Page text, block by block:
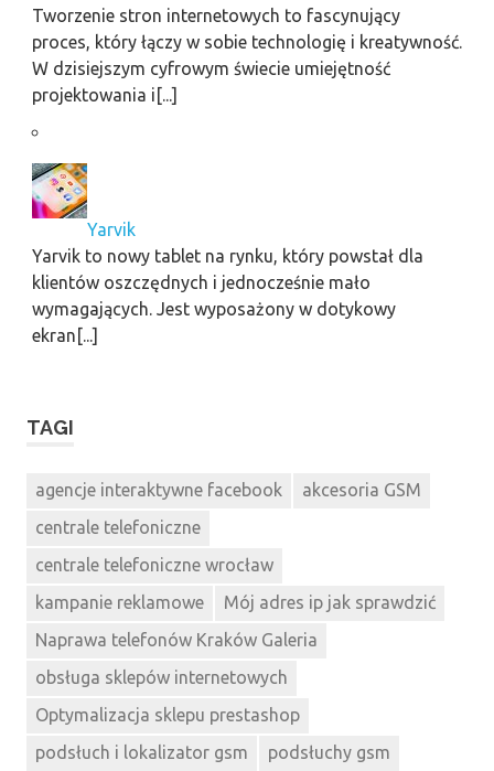
Tworzenie stron internetowych to fascynujący
proces, który łączy w sobie technologię i kreatywność.
W dzisiejszym cyfrowym świecie umiejętność
projektowania i[...]
Yarvik
Yarvik to nowy tablet na rynku, który powstał dla
klientów oszczędnych i jednocześnie mało
wymagających. Jest wyposażony w dotykowy
ekran[...]
TAGI
agencje interaktywne facebook
akcesoria GSM
centrale telefoniczne
centrale telefoniczne wrocław
kampanie reklamowe
Mój adres ip jak sprawdzić
Naprawa telefonów Kraków Galeria
obsługa sklepów internetowych
Optymalizacja sklepu prestashop
podsłuch i lokalizator gsm
podsłuchy gsm